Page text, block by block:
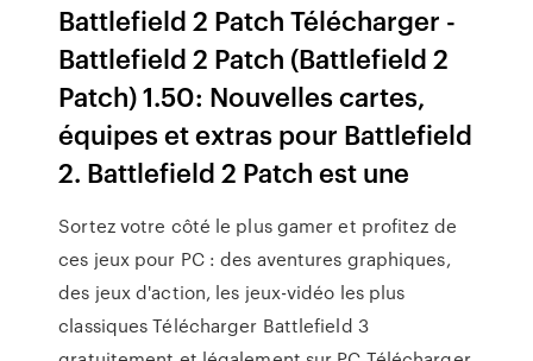
Battlefield 2 Patch Télécharger -
Battlefield 2 Patch (Battlefield 2
Patch) 1.50: Nouvelles cartes,
équipes et extras pour Battlefield
2. Battlefield 2 Patch est une
Sortez votre côté le plus gamer et profitez de
ces jeux pour PC : des aventures graphiques,
des jeux d'action, les jeux-vidéo les plus
classiques Télécharger Battlefield 3